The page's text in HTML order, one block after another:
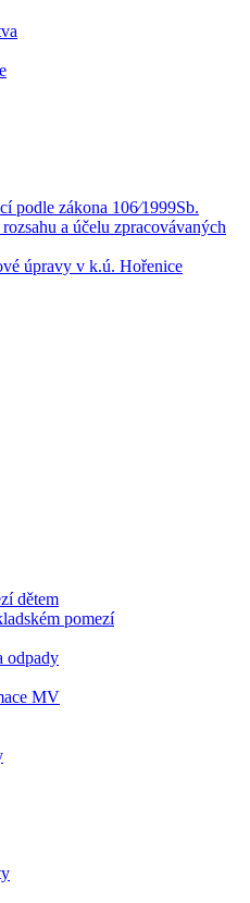
podle zákona 106⁄1999Sb.
a účelu zpracovávaných
úpravy v k.ú. Hořenice
dětem
pomezí
odpady
MV